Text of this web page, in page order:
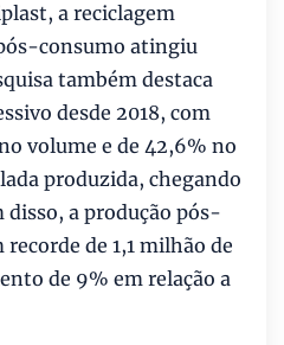
a reciclagem
consumo atingiu
também destaca
desde 2018, com
volume e de 42,6% no
produzida, chegando
disso, a produção pós-
de 1,1 milhão de
de 9% em relação a